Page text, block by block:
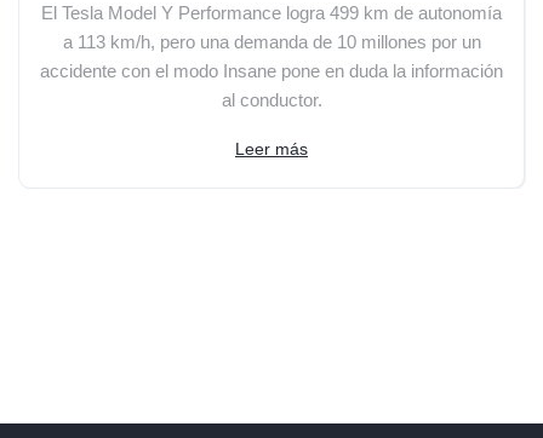
El Tesla Model Y Performance logra 499 km de autonomía
a 113 km/h, pero una demanda de 10 millones por un
accidente con el modo Insane pone en duda la información
al conductor.
Leer más